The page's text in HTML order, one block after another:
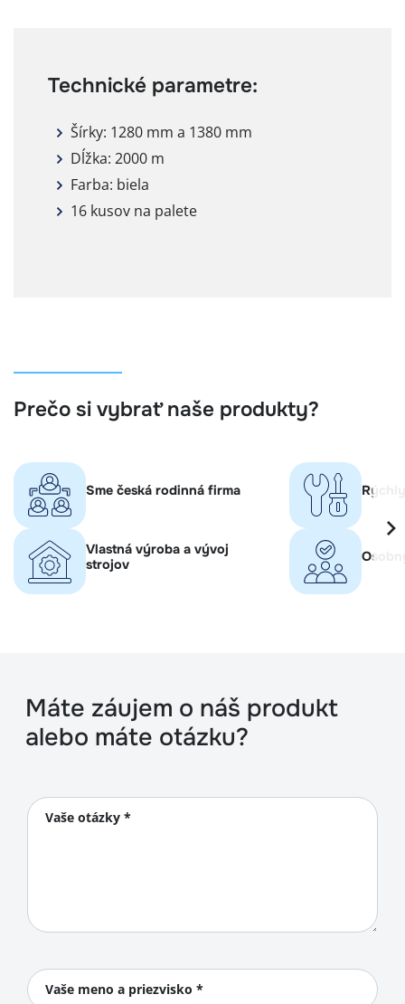
Technické parametre:
Šírky: 1280 mm a 1380 mm
Dĺžka: 2000 m
Farba: biela
16 kusov na palete
Prečo si vybrať naše produkty?
Sme česká rodinná firma
Vlastná výroba a vývoj
strojov
Máte záujem o náš produkt
alebo máte otázku?
Vaše otázky *
Vaše meno a priezvisko *